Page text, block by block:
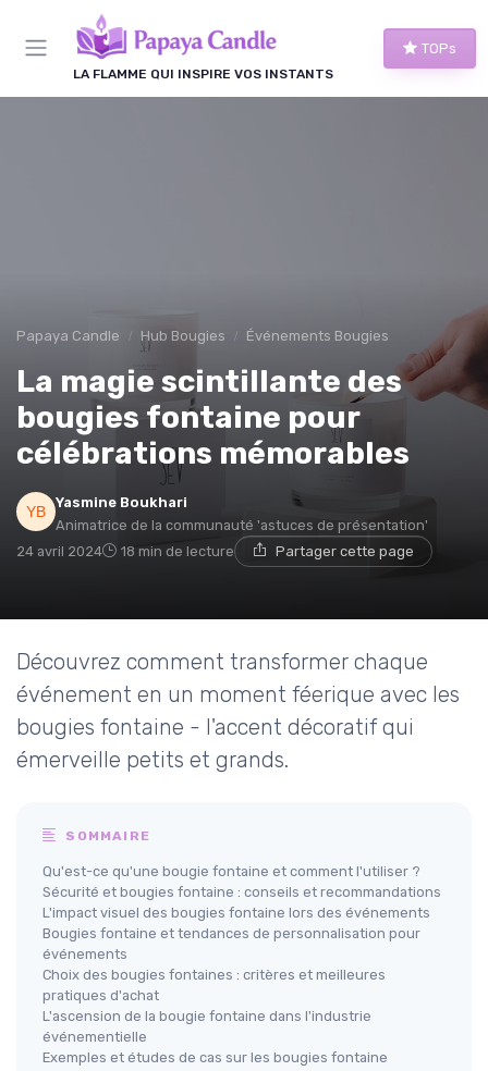
LA FLAMME QUI INSPIRE VOS INSTANTS
TOPs
Papaya Candle Hub Bougies Événements Bougies
La magie scintillante des
bougies fontaine pour
célébrations mémorables
Yasmine Boukhari
Animatrice de la communauté 'astuces de présentation'
24 avril 2024
18 min de lecture Partager cette page
Découvrez comment transformer chaque
événement en un moment féerique avec les
bougies fontaine - l'accent décoratif qui
émerveille petits et grands.
SOMMAIRE
Qu'est-ce qu'une bougie fontaine et comment l'utiliser ?
Sécurité et bougies fontaine : conseils et recommandations
L'impact visuel des bougies fontaine lors des événements
Bougies fontaine et tendances de personnalisation pour
événements
Choix des bougies fontaines : critères et meilleures
pratiques d'achat
L'ascension de la bougie fontaine dans l'industrie
événementielle
Exemples et études de cas sur les bougies fontaine
Panneau de gestion des cookies